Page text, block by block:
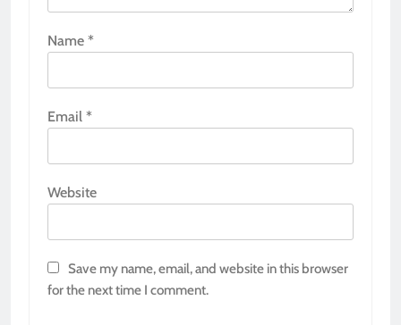
Name *
Email *
Website
Save my name, email, and website in this browser
for the next time I comment.